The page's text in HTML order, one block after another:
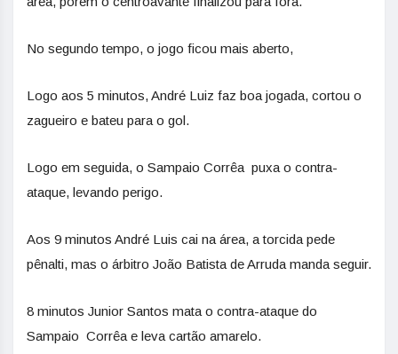
No segundo tempo, o jogo ficou mais aberto,
Logo aos 5 minutos, André Luiz faz boa jogada, cortou o
zagueiro e bateu para o gol.
Logo em seguida, o Sampaio Corrêa puxa o contra-
ataque, levando perigo.
Aos 9 minutos André Luis cai na área, a torcida pede
pênalti, mas o árbitro João Batista de Arruda manda seguir.
8 minutos Junior Santos mata o contra-ataque do
Sampaio Corrêa e leva cartão amarelo.